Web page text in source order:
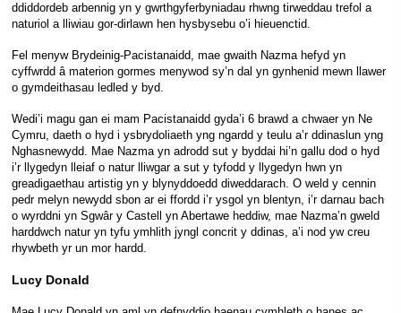
ddiddordeb arbennig yn y gwrthgyferbyniadau rhwng tirweddau trefol a
naturiol a lliwiau gor-dirlawn hen hysbysebu o’i hieuenctid.
Fel menyw Brydeinig-Pacistanaidd, mae gwaith Nazma hefyd yn
cyffwrdd â materion gormes menywod sy’n dal yn gynhenid mewn llawer
o gymdeithasau ledled y byd.
Wedi’i magu gan ei mam Pacistanaidd gyda’i 6 brawd a chwaer yn Ne
Cymru, daeth o hyd i ysbrydoliaeth yng ngardd y teulu a’r ddinaslun yng
Nghasnewydd. Mae Nazma yn adrodd sut y byddai hi’n gallu dod o hyd
i’r llygedyn lleiaf o natur lliwgar a sut y tyfodd y llygedyn hwn yn
greadigaethau artistig yn y blynyddoedd diweddarach. O weld y cennin
pedr melyn newydd sbon ar ei ffordd i’r ysgol yn blentyn, i’r darnau bach
o wyrddni yn Sgwâr y Castell yn Abertawe heddiw, mae Nazma’n gweld
harddwch natur yn tyfu ymhlith jyngl concrit y ddinas, a’i nod yw creu
rhywbeth yr un mor hardd.
Lucy Donald